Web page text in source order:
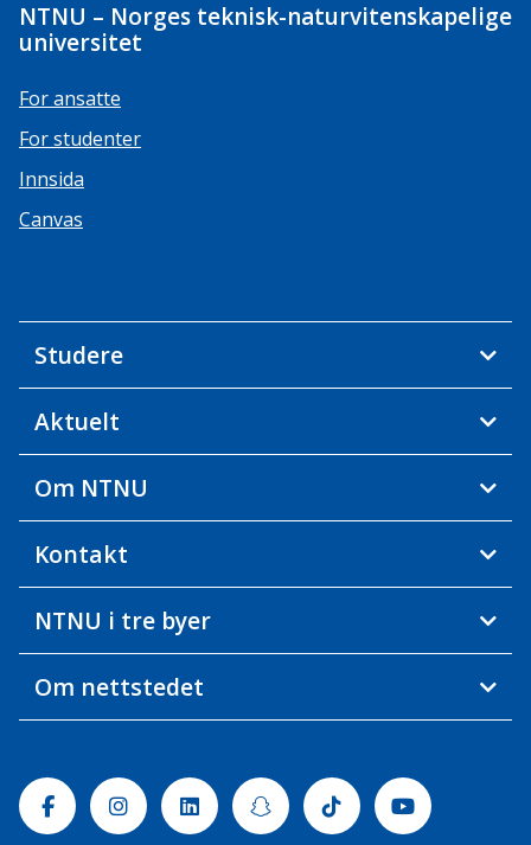
NTNU – Norges teknisk-naturvitenskapelige
universitet
For ansatte
For studenter
Innsida
Canvas
Studere
Aktuelt
Om NTNU
Kontakt
NTNU i tre byer
Om nettstedet
FacebookInstagramLinkedinSnapchatTiktok Youtube